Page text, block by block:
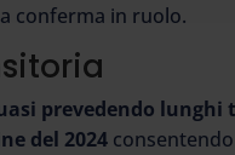
conferma in ruolo.
prevedendo lunghi
del 2024